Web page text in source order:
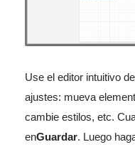
Use el editor intuitivo
ajustes: mueva
cambie estilos, etc.
enGuardar. Luego